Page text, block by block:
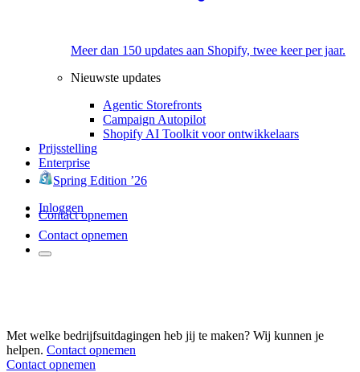
Meer dan 150 updates aan Shopify, twee keer per jaar.
Nieuwste updates
Agentic Storefronts
Campaign Autopilot
Shopify AI Toolkit voor ontwikkelaars
Prijsstelling
Enterprise
Spring Edition ’26
Inloggen
Contact opnemen
Contact opnemen
Met welke bedrijfsuitdagingen heb jij te maken? Wij kunnen je
helpen. Contact opnemen
Contact opnemen